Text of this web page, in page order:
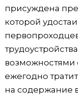
присуждена
которой
возможностями
ежегодно
на содержание